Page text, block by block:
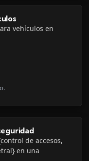
vehículos en
de accesos,
en una